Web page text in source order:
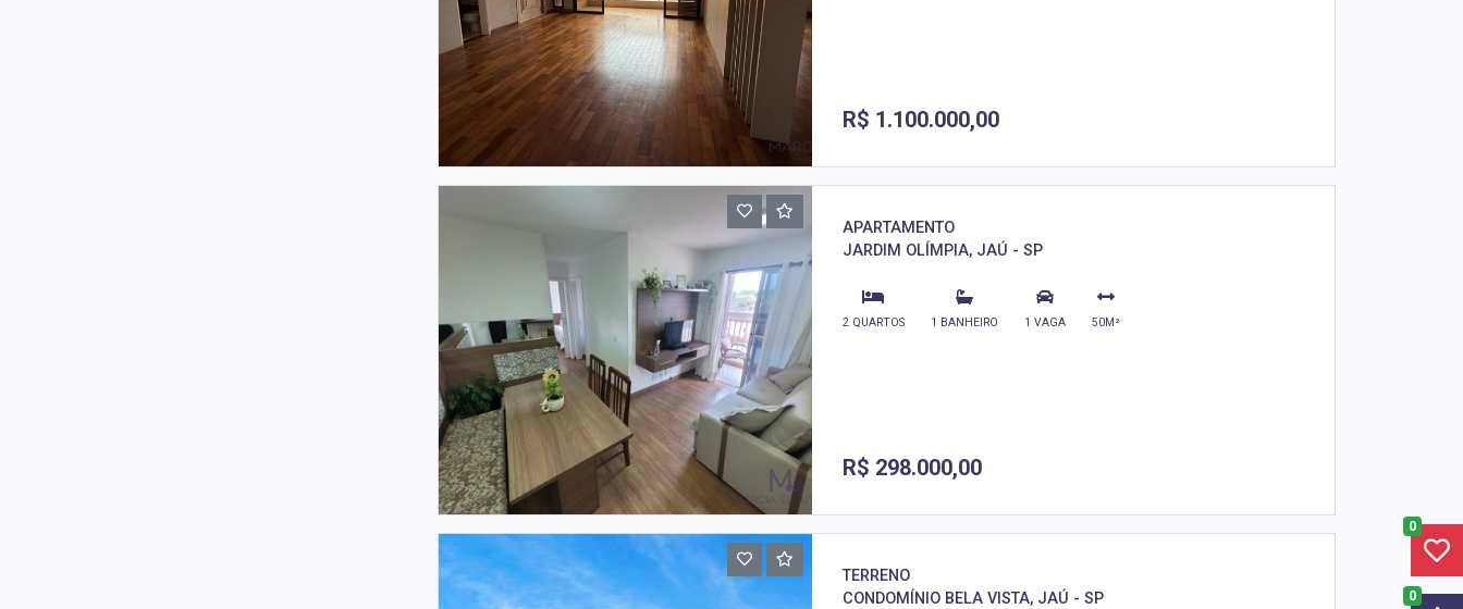
R$ 1.100.000,00
APARTAMENTO
JARDIM OLÍMPIA, JAÚ - SP
2 QUARTOS 1 BANHEIRO 1 VAGA 50M²
R$ 298.000,00
TERRENO
CONDOMÍNIO BELA VISTA, JAÚ - SP
0
0